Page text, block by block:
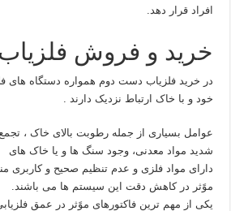
افراد قرار دهد.
خرید و فروش
در خرید فلزیاب دست دوم همواره دستگاه های
خود و با خاک ارتباط نزدیک دارند .
عوامل بسیاری از جمله رطوبت بالای خاک ،
شدید مواد معدنی، وجود سنگ ها و یا خاک های
دارای مواد فلزی و عدم تنظیم صحیح و کاربری
موًثر در کاهش دقت این سیستم ها می باشند.
یکی از مهم ترین فاکتورهای موًثر در عمق